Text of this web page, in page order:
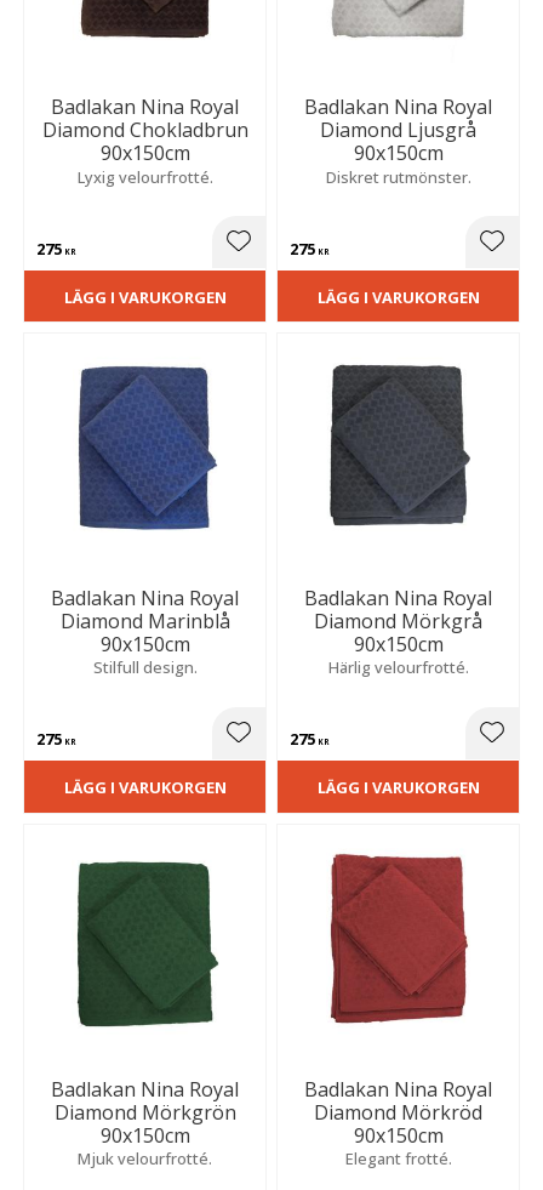
Badlakan Nina Royal
Diamond Chokladbrun
90x150cm
Lyxig velourfrotté.
275 KR Lägg till i favoriter
LÄGG I VARUKORGEN
Badlakan Nina Royal
Diamond Ljusgrå
90x150cm
Diskret rutmönster.
275 KR
LÄGG I VARUKORGEN
Badlakan Nina Royal
Diamond Marinblå
90x150cm
Stilfull design.
275 KR Lägg till i favoriter
LÄGG I VARUKORGEN
Badlakan Nina Royal
Diamond Mörkgrå
90x150cm
Härlig velourfrotté.
275 KR
LÄGG I VARUKORGEN
Badlakan Nina Royal
Diamond Mörkgrön
90x150cm
Mjuk velourfrotté.
Badlakan Nina Royal
Diamond Mörkröd
90x150cm
Elegant frotté.